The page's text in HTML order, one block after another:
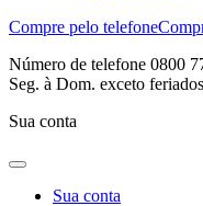
Compre pelo telefone
Número de telefone 0800
Seg. à Dom. exceto
Sua conta
Sua conta